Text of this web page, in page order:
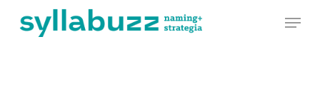
Skip
Menu